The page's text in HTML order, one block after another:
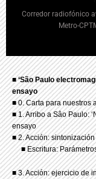
Corredor radiofónico
Metro-
■‘São Paulo
ensayo
■ 0. Carta para nuestros
■ 1. Arribo a Sâo Paulo:
ensayo
■ 2. Acción:
■ Escritura:
■ 3. Acción: ejercicio de